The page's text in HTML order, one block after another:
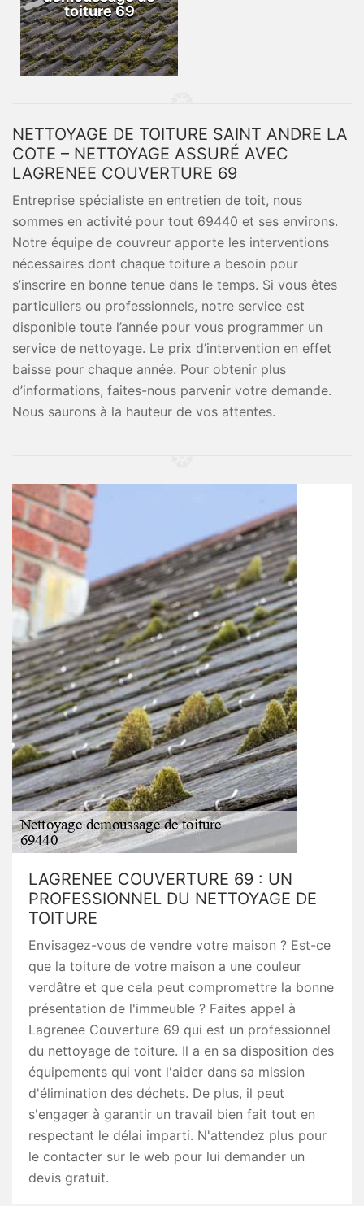
toiture 69
NETTOYAGE DE TOITURE SAINT ANDRE LA
COTE – NETTOYAGE ASSURÉ AVEC
LAGRENEE COUVERTURE 69
Entreprise spécialiste en entretien de toit, nous
sommes en activité pour tout 69440 et ses environs.
Notre équipe de couvreur apporte les interventions
nécessaires dont chaque toiture a besoin pour
s’inscrire en bonne tenue dans le temps. Si vous êtes
particuliers ou professionnels, notre service est
disponible toute l’année pour vous programmer un
service de nettoyage. Le prix d’intervention en effet
baisse pour chaque année. Pour obtenir plus
d’informations, faites-nous parvenir votre demande.
Nous saurons à la hauteur de vos attentes.
LAGRENEE COUVERTURE 69 : UN
PROFESSIONNEL DU NETTOYAGE DE
TOITURE
Envisagez-vous de vendre votre maison ? Est-ce
que la toiture de votre maison a une couleur
verdâtre et que cela peut compromettre la bonne
présentation de l'immeuble ? Faites appel à
Lagrenee Couverture 69 qui est un professionnel
du nettoyage de toiture. Il a en sa disposition des
équipements qui vont l'aider dans sa mission
d'élimination des déchets. De plus, il peut
s'engager à garantir un travail bien fait tout en
respectant le délai imparti. N'attendez plus pour
le contacter sur le web pour lui demander un
devis gratuit.